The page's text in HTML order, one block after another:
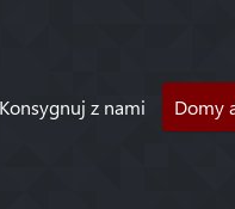
Konsygnuj z nami Domy